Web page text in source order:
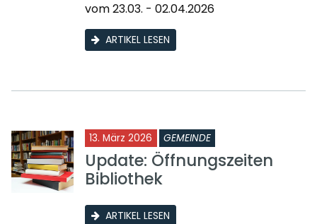
vom 23.03. - 02.04.2026
ARTIKEL LESEN
13. März 2026 GEMEINDE
Update: Öffnungszeiten
Bibliothek
ARTIKEL LESEN